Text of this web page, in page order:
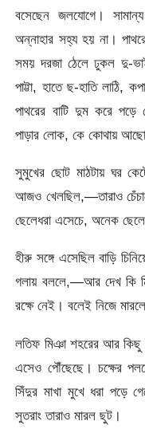
বসেছেন জলযোগে।
অন্নাহার সহ্য হয় না।
সময় দরজা ঠেলে ঢুকল দু-
পাট্টা, হাতে ছ-হাতি লাঠি,
পাথরের বাটি দুম করে
পাড়ার লোক, কে কোথায়
সুমুখের ছোট মাঠটায় ঘর
আজও খেলছিল,—তারাও
ছেলেধরা এসেচে, অনেক ছেলে
হীরু সঙ্গে এসেছিল বাড়ি
গলায় বললে,—আর দেখ কি
রক্ষে নেই। বলেই নিজে
লতিফ মিঞা শহরের আর কিছু
এসেও পৌঁছেছে। চক্ষের
সিঁদুর মাখা মুখে ধরা পড়ে
সুতরাং তারাও মারল ছুট।